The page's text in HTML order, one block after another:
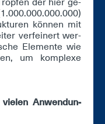
der hier ge­
kön­nen mit
ver­fei­nert wer­
Ele­men­te wie
um kom­ple­xe
vie­len An­wen­dun­